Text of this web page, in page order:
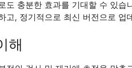
도 충분한 효과를 기대할 수 있습
고, 정기적으로 최신 버전으로 업
해